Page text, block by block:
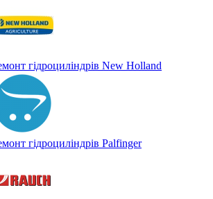
гідроциліндрів New Holland
гідроциліндрів Palfinger